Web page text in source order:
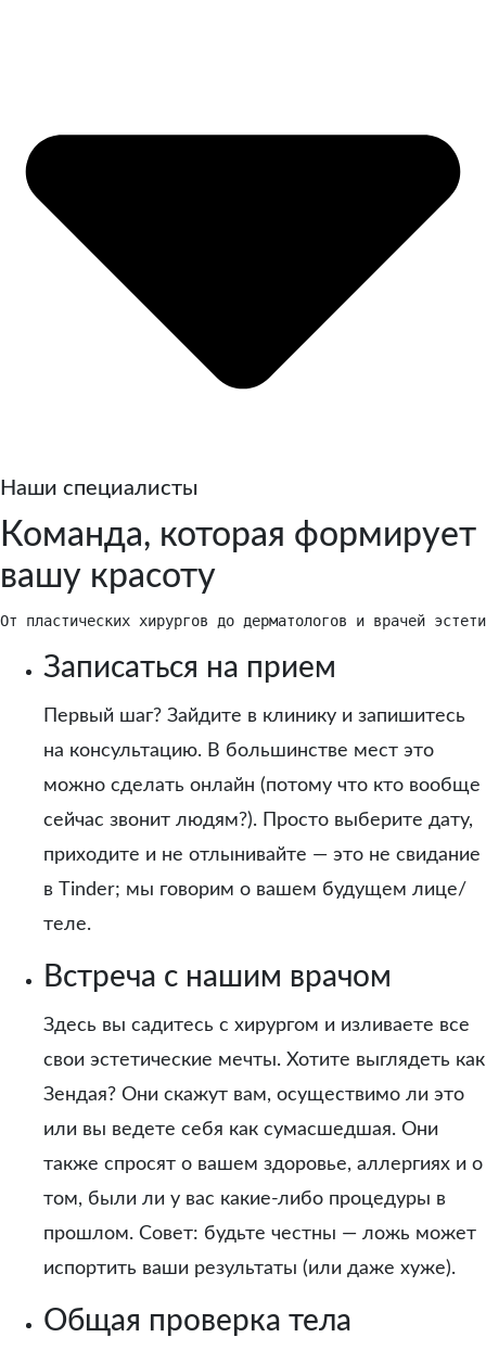
Наши специалисты
Команда, которая формирует
вашу красоту
От пластических хирургов до дерматологов и врачей
Записаться на прием
Первый шаг? Зайдите в клинику и запишитесь
на консультацию. В большинстве мест это
можно сделать онлайн (потому что кто вообще
сейчас звонит людям?). Просто выберите дату,
приходите и не отлынивайте — это не свидание
в Tinder; мы говорим о вашем будущем лице/
теле.
Встреча с нашим врачом
Здесь вы садитесь с хирургом и изливаете все
свои эстетические мечты. Хотите выглядеть как
Зендая? Они скажут вам, осуществимо ли это
или вы ведете себя как сумасшедшая. Они
также спросят о вашем здоровье, аллергиях и о
том, были ли у вас какие-либо процедуры в
прошлом. Совет: будьте честны — ложь может
испортить ваши результаты (или даже хуже).
Общая проверка тела